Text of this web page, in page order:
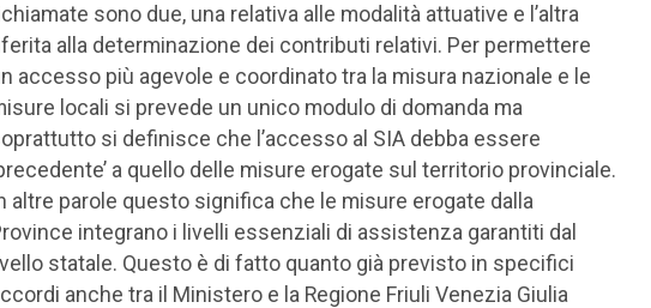
sono due, una relativa alle modalità attuative e l’altra
alla determinazione dei contributi relativi. Per permettere
accesso più agevole e coordinato tra la misura nazionale e le
locali si prevede un unico modulo di domanda ma
si definisce che l’accesso al SIA debba essere
a quello delle misure erogate sul territorio provinciale.
altre parole questo significa che le misure erogate dalla
integrano i livelli essenziali di assistenza garantiti dal
statale. Questo è di fatto quanto già previsto in specifici
anche tra il Ministero e la Regione Friuli Venezia Giulia